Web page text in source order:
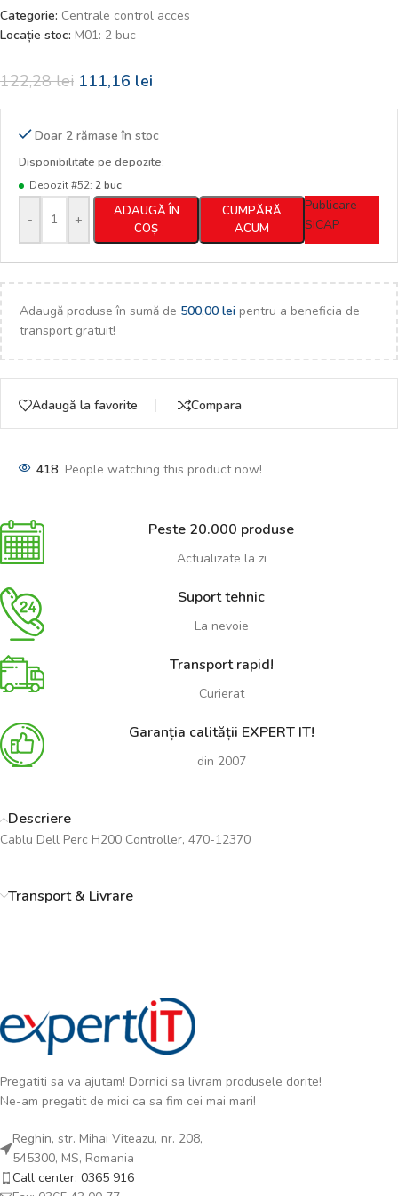
Categorie: Centrale control acces
Locație stoc: M01: 2 buc
122,28lei 111,16 lei
Doar 2 rămase în stoc
Disponibilitate pe depozite:
Depozit #52: 2 buc
- +
ADAUGĂ ÎN
COȘ
CUMPĂRĂ
ACUM
Publicare
SICAP
Adaugă produse în sumă de 500,00 lei pentru a beneficia de
transport gratuit!
Adaugă la favorite Compara
418 People watching this product now!
Peste 20.000 produse
Actualizate la zi
Suport tehnic
La nevoie
Transport rapid!
Curierat
Garanția calității EXPERT IT!
din 2007
Descriere
Cablu Dell Perc H200 Controller, 470-12370
Transport & Livrare
Pregatiti sa va ajutam! Dornici sa livram produsele dorite!
Ne-am pregatit de mici ca sa fim cei mai mari!
Reghin, str. Mihai Viteazu, nr. 208,
545300, MS, Romania
Call center: 0365 916